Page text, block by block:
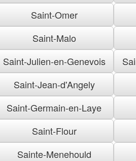
Saint-Omer
Saint-Malo
Saint-Julien-en-Genevois
Saint-Jean-d'Angely
Saint-Germain-en-Laye
Saint-Flour
Sainte-Menehould